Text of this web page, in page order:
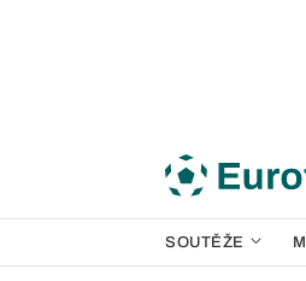
SOUTĚŽE